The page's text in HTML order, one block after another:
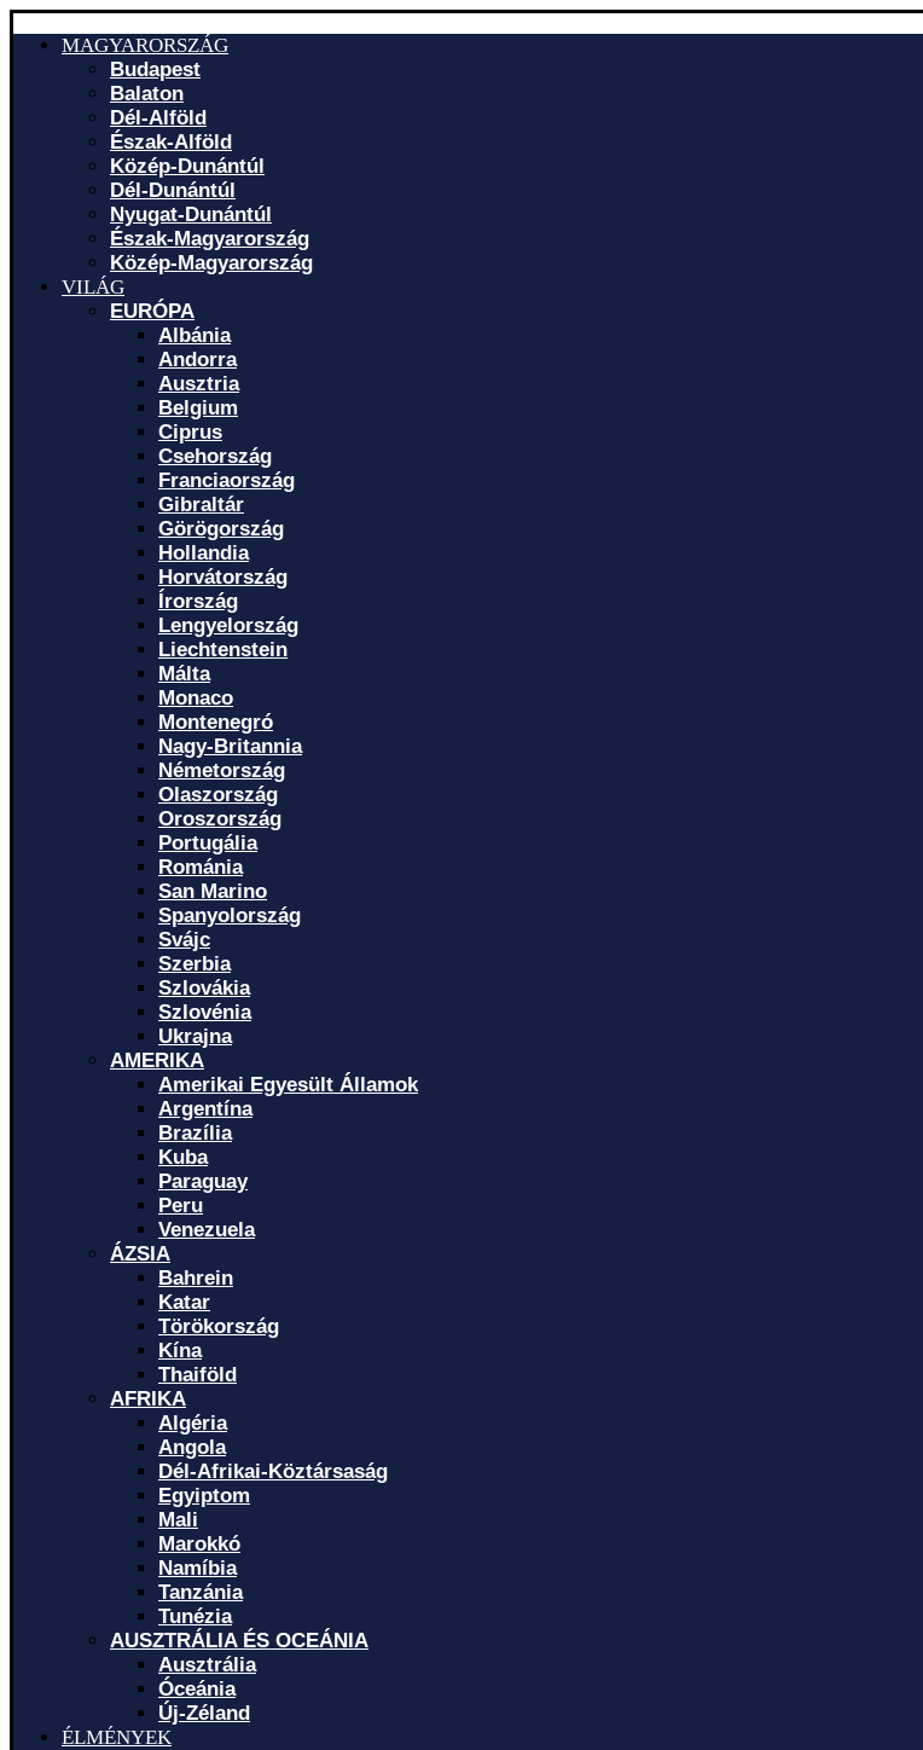
MAGYARORSZÁG
Budapest
Balaton
Dél-Alföld
Észak-Alföld
Közép-Dunántúl
Dél-Dunántúl
Nyugat-Dunántúl
Észak-Magyarország
Közép-Magyarország
VILÁG
EURÓPA
Albánia
Andorra
Ausztria
Belgium
Ciprus
Csehország
Franciaország
Gibraltár
Görögország
Hollandia
Horvátország
Írország
Lengyelország
Liechtenstein
Málta
Monaco
Montenegró
Nagy-Britannia
Németország
Olaszország
Oroszország
Portugália
Románia
San Marino
Spanyolország
Svájc
Szerbia
Szlovákia
Szlovénia
Ukrajna
AMERIKA
Amerikai Egyesült Államok
Argentína
Brazília
Kuba
Paraguay
Peru
Venezuela
ÁZSIA
Bahrein
Katar
Törökország
Kína
Thaiföld
AFRIKA
Algéria
Angola
Dél-Afrikai-Köztársaság
Egyiptom
Mali
Marokkó
Namíbia
Tanzánia
Tunézia
AUSZTRÁLIA ÉS OCEÁNIA
Ausztrália
Óceánia
Új-Zéland
ÉLMÉNYEK